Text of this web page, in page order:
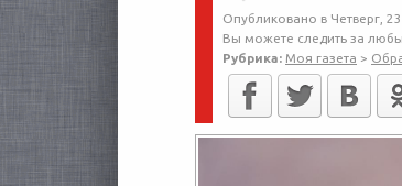
Опубликовано в Четверг,
Вы можете следить за
Рубрика: Моя газета >